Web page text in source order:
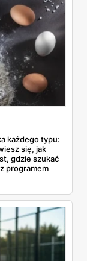
każdego typu:
się, jak
gdzie szukać
programem